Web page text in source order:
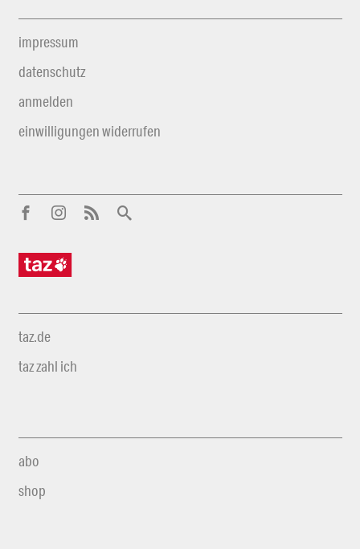
impressum
datenschutz
anmelden
einwilligungen widerrufen
taz.de
taz zahl ich
abo
shop